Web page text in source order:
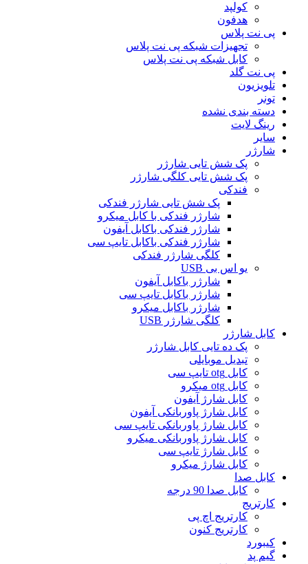
کولپد
هدفون
پی نت پلاس
تجهیزات شبکه پی نت پلاس
کابل شبکه پی نت پلاس
پی نت گلد
تلویزیون
تونر
دسته بندی نشده
رینگ لایت
سایر
شارژر
پک شش تایی شارژر
پک شش تایی کلگی شارژر
فندکی
پک شش تایی شارژر فندکی
شارژر فندکی با کابل میکرو
شارژر فندکی باکابل آیفون
شارژر فندکی باکابل تایپ سی
کلگی شارژر فندکی
یو اس بی USB
شارژر باکابل آیفون
شارژر باکابل تایپ سی
شارژر باکابل میکرو
کلگی شارژر USB
کابل شارژر
پک ده تایی کابل شارژر
تبدیل موبایلی
کابل otg تایپ سی
کابل otg میکرو
کابل شارژ آیفون
کابل شارژ پاوربانکی آیفون
کابل شارژ پاوربانکی تایپ سی
کابل شارژ پاوربانکی میکرو
کابل شارژ تایپ سی
کابل شارژ میکرو
کابل صدا
کابل صدا 90 درجه
کارتریج
کارتریج اچ پی
کارتریج کنون
کیبورد
گیم پد